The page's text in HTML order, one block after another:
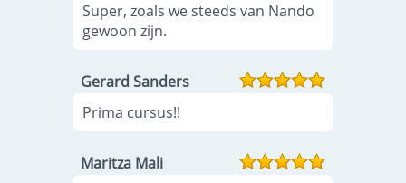
Super, zoals we steeds van Nando
gewoon zijn.
Gerard Sanders
Prima cursus!!
Maritza Mali